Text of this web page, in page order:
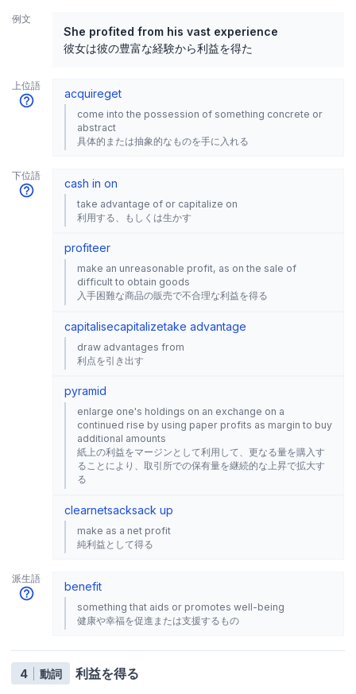
例文
She profited from his vast experience
彼女は彼の豊富な経験から利益を得た
上位語
acquireget
come into the possession of something concrete or
abstract
具体的または抽象的なものを手に入れる
下位語
cash in on
take advantage of or capitalize on
利用する、もしくは生かす
profiteer
make an unreasonable profit, as on the sale of
difficult to obtain goods
入手困難な商品の販売で不合理な利益を得る
capitalisecapitalizetake advantage
draw advantages from
利点を引き出す
pyramid
enlarge one's holdings on an exchange on a
continued rise by using paper profits as margin to buy
additional amounts
紙上の利益をマージンとして利用して、更なる量を購入す
ることにより、取引所での保有量を継続的な上昇で拡大す
る
clearnetsacksack up
make as a net profit
純利益として得る
派生語
benefit
something that aids or promotes well-being
健康や幸福を促進または支援するもの
4 動詞 利益を得る